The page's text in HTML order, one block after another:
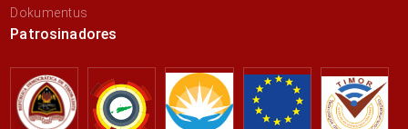
Dokumentus
Patrosinadores